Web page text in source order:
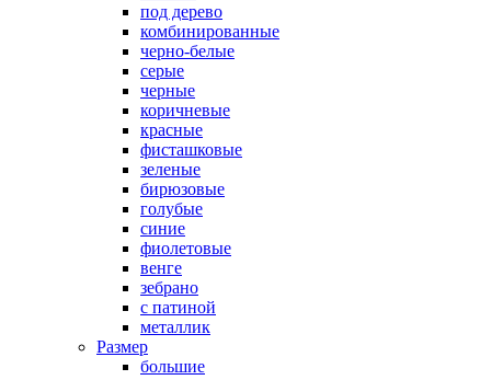
под дерево
комбинированные
черно-белые
серые
черные
коричневые
красные
фисташковые
зеленые
бирюзовые
голубые
синие
фиолетовые
венге
зебрано
с патиной
металлик
Размер
большие